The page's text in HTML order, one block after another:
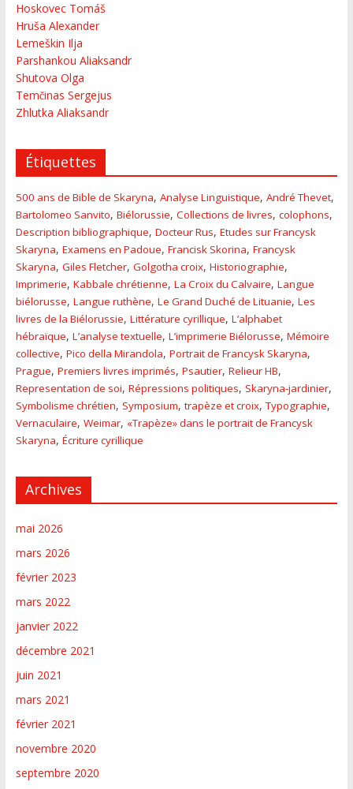
Hoskovec Tomáš
Hruša Alexander
Lemeškin Ilja
Parshankou Aliaksandr
Shutova Olga
Temčinas Sergejus
Zhlutka Aliaksandr
Étiquettes
500 ans de Bible de Skaryna, Analyse Linguistique, André Thevet,
Bartolomeo Sanvito, Biélorussie, Collections de livres, colophons,
Description bibliographique, Docteur Rus, Etudes sur Francysk
Skaryna, Examens en Padoue, Francisk Skorina, Francysk
Skaryna, Giles Fletcher, Golgotha croix, Historiographie,
Imprimerie, Kabbale chrétienne, La Croix du Calvaire, Langue
biélorusse, Langue ruthène, Le Grand Duché de Lituanie, Les
livres de la Biélorussie, Littérature cyrillique, L’alphabet
hébraïque, L’analyse textuelle, L’imprimerie Biélorusse, Mémoire
collective, Pico della Mirandola, Portrait de Francysk Skaryna,
Prague, Premiers livres imprimés, Psautier, Relieur HB,
Representation de soi, Répressions politiques, Skaryna-jardinier,
Symbolisme chrétien, Symposium,trapèze et croix,Typographie,
Vernaculaire, Weimar, «Trapèze» dans le portrait de Francysk
Skaryna, Écriture cyrillique
Archives
mai 2026
mars 2026
février 2023
mars 2022
janvier 2022
décembre 2021
juin 2021
mars 2021
février 2021
novembre 2020
septembre 2020